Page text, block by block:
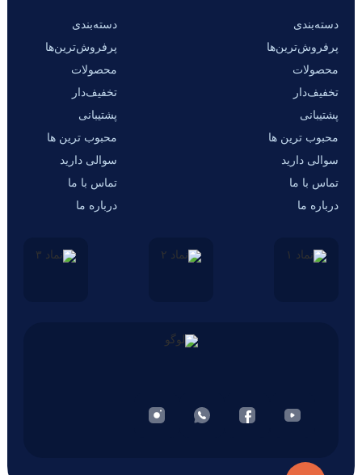
دسته‌بندی
پرفروش‌ترین‌ها
محصولات
تخفیف‌دار
پشتیبانی
محبوب ترین ها
سوالی دارید
تماس با ما
درباره ما
دسته‌بندی
پرفروش‌ترین‌ها
محصولات
تخفیف‌دار
پشتیبانی
محبوب ترین ها
سوالی دارید
تماس با ما
درباره ما